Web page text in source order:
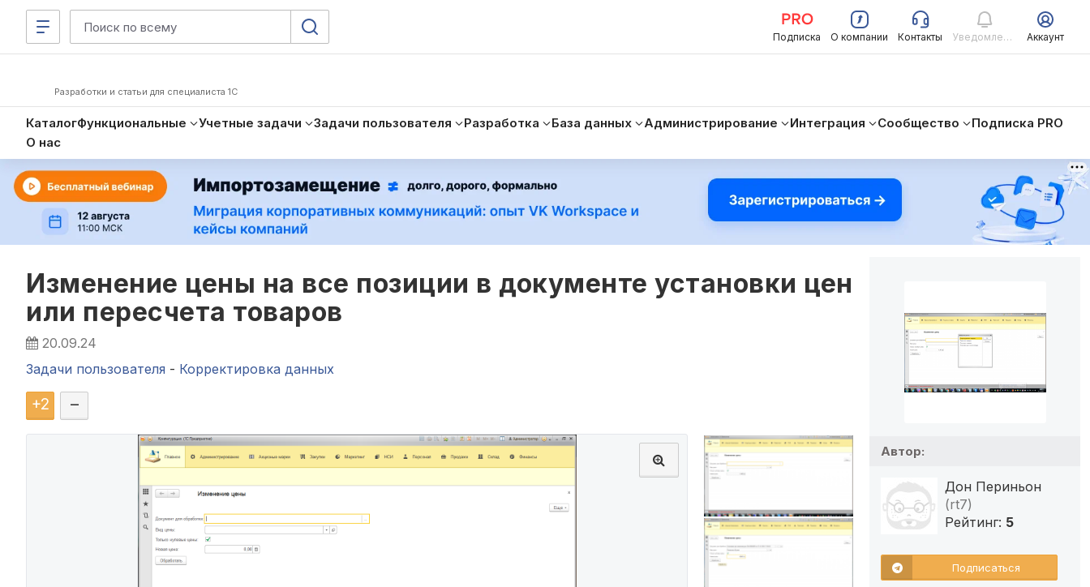
Подписка О компании Контакты Уведомления Аккаунт
Разработки и статьи для специалиста 1С
КаталогФункциональные Учетные задачи Задачи пользователя Разработка База данных Администрирование Интеграция Сообщество
Подписка PRO
О нас
Изменение цены на все позиции в документе установки цен
или пересчета товаров
20.09.24
Задачи пользователя - Корректировка данных
+2 –
Автор:
Дон Периньон
(rt7)
Рейтинг: 5
Подписаться